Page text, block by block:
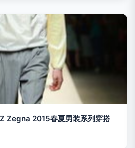
Zegna 2015春夏男装系列穿搭